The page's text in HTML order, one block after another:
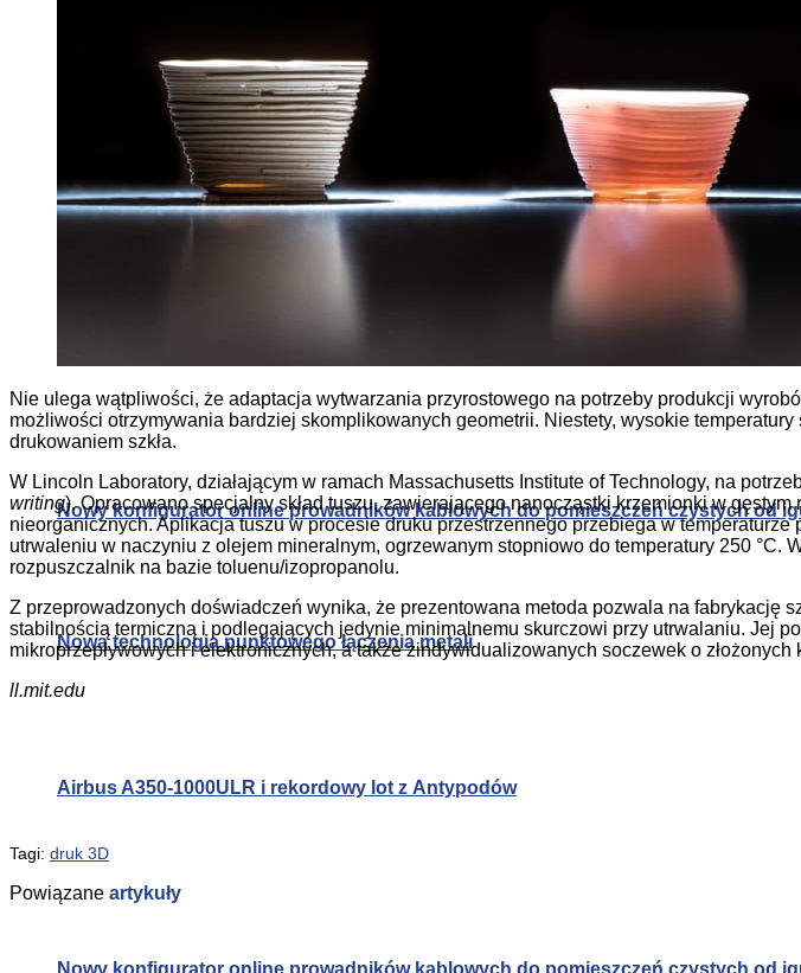
Nowa technologia punktowego łączenia metali
Nowy konfigurator online prowadników kablowych do pomieszczeń czystych od
Airbus A350-1000ULR i rekordowy lot z Antypodów
Neutronografia w badaniu naprężeń resztkowych zgrzein blach pancernych
Nowa technologia punktowego łączenia metali
Nowy konfigurator online prowadników kablowych do pomieszczeń czystych od
Nie ulega wątpliwości, że adaptacja wytwarzania przyrostowego na potrzeby produkcji
możliwości otrzymywania bardziej skomplikowanych geometrii. Niestety, wysokie
drukowaniem szkła.
W Lincoln Laboratory, działającym w ramach Massachusetts Institute of Technology, na
writing). Opracowano specjalny skład tuszu, zawierającego nanocząstki krzemionki w
nieorganicznych. Aplikacja tuszu w procesie druku przestrzennego przebiega w
utrwaleniu w naczyniu z olejem mineralnym, ogrzewanym stopniowo do temperatury 250 °C.
rozpuszczalnik na bazie toluenu/izopropanolu.
Z przeprowadzonych doświadczeń wynika, że prezentowana metoda pozwala na fabrykację
stabilnością termiczną i podlegających jedynie minimalnemu skurczowi przy utrwalaniu. Jej
mikroprzepływowych i elektronicznych, a także zindywidualizowanych soczewek o
ll.mit.edu
Share on WhatsApp
Tagi: druk 3D
Powiązane artykuły